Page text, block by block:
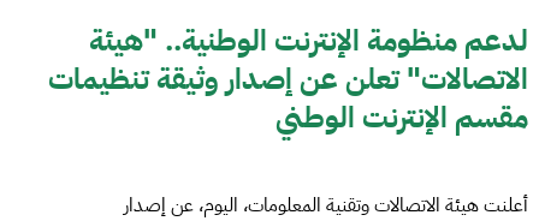
لدعم منظومة الإنترنت الوطنية.. "هيئة
الاتصالات" تعلن عن إصدار وثيقة تنظيمات
مقسم الإنترنت الوطني
أعلنت هيئة الاتصالات وتقنية المعلومات، اليوم، عن إصدار